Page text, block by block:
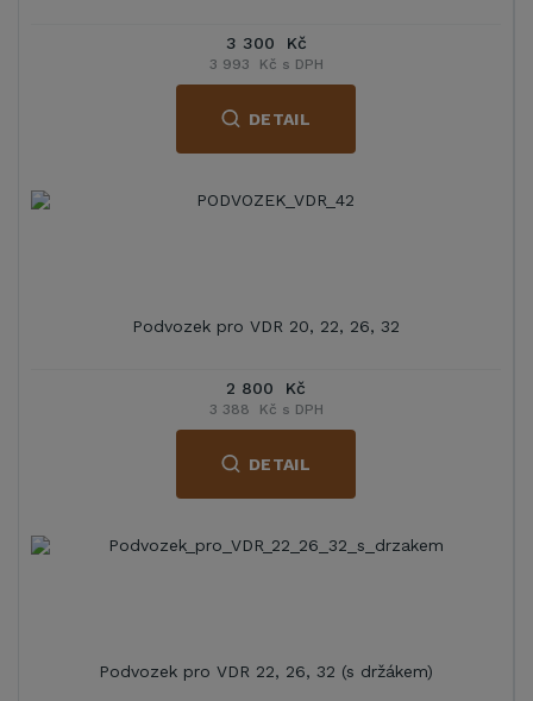
3 300 Kč
3 993 Kč s DPH
DETAIL
Podvozek pro VDR 20, 22, 26, 32
2 800 Kč
3 388 Kč s DPH
DETAIL
Podvozek pro VDR 22, 26, 32 (s držákem)